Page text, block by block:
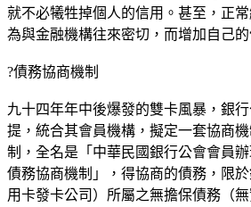
就不必犧牲掉個人的信用。甚至，正
為與金融機構往來密切，而增加自己的
?債務協商機制
九十四年年中後爆發的雙卡風暴，銀
提，統合其會員機構，擬定一套協商
制，全名是「中華民國銀行公會會員
債務協商機制」，得協商的債務，限
用卡發卡公司）所屬之無擔保債務（